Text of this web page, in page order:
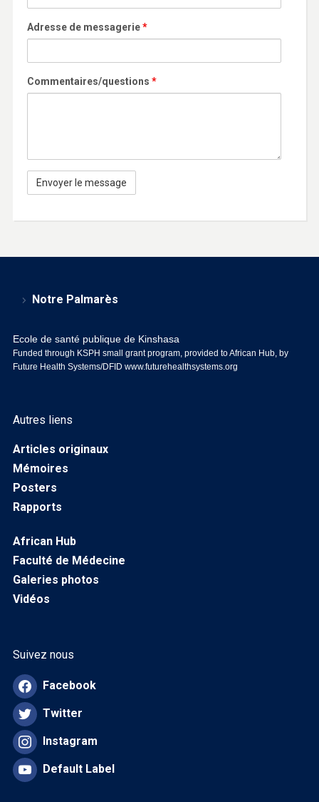
Adresse de messagerie*
Commentaires/questions *
Notre Palmarès
Ecole de santé publique de Kinshasa
Funded through KSPH small grant program, provided to African Hub, by
Future Health Systems/DFID www.futurehealthsystems.org
Autres liens
Articles originaux
Mémoires
Posters
Rapports
African Hub
Faculté de Médecine
Galeries photos
Vidéos
Suivez nous
Facebook
Twitter
Instagram
Default Label